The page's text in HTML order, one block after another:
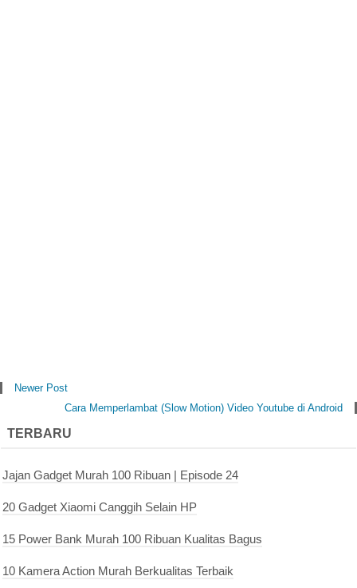
Newer Post
Cara Memperlambat (Slow Motion) Video Youtube di Android
TERBARU
Jajan Gadget Murah 100 Ribuan | Episode 24
20 Gadget Xiaomi Canggih Selain HP
15 Power Bank Murah 100 Ribuan Kualitas Bagus
10 Kamera Action Murah Berkualitas Terbaik